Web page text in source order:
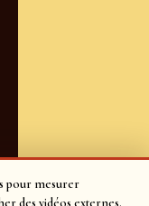
pour mesurer
des vidéos externes.